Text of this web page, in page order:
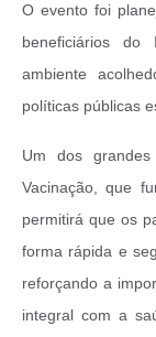
O evento foi
beneficiários do
ambiente
políticas públicas
Um dos
Vacinação, que
permitirá que os
forma rápida e
reforçando a
integral com a